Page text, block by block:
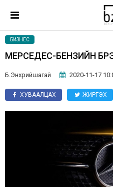
БИЗНЕС
МЕРСЕДЕС-БЕНЗИЙН
Б.Энхрийшагай 2020-11-17
ХУВААЛЦАХ ЖИРГЭХ